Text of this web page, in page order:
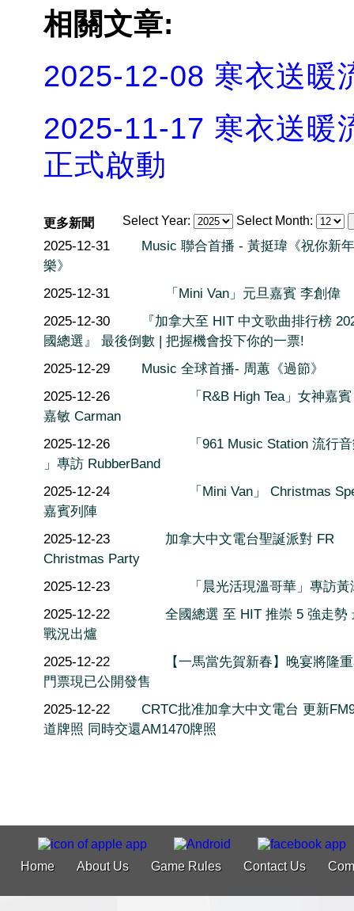
相關文章:
2025-12-08 寒衣送暖
2025-11-17 寒衣送暖
正式啟動
Select Year: Select Month:
更多新聞
2025-12-31
Music 聯合首播 - 黃挺瑋《祝你新
樂》
2025-12-31
「Mini Van」元旦嘉賓 李創偉
2025-12-30
『加拿大至 HIT 中文歌曲排行榜
國總選』 最後倒數 | 把握機會投下你的一票!
2025-12-29
Music 全球首播- 周蕙《過節》
2025-12-26
「R&B High Tea」女神嘉
嘉敏 Carman
2025-12-26
「961 Music Station 流行
」專訪 RubberBand
2025-12-24
「Mini Van」 Christmas
嘉賓列陣
2025-12-23
加拿大中文電台聖誕派對 FR
Christmas Party
2025-12-23
「晨光活現溫哥華」專訪
2025-12-22
全國總選 至 HIT 推崇 5 強走勢
戰況出爐
2025-12-22
【一馬當先賀新春】晚宴將隆
門票現已公開發售
2025-12-22
CRTC批准加拿大中文電台 更新
道牌照 同時交還AM1470牌照
Home About Us Game Rules Contact Us